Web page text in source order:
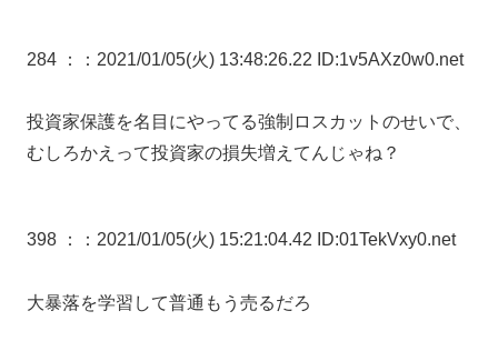
284 ： ：2021/01/05(火) 13:48:26.22 ID:1v5AXz0w0.net
投資家保護を名目にやってる強制ロスカットのせいで、
むしろかえって投資家の損失増えてんじゃね？
398 ： ：2021/01/05(火) 15:21:04.42 ID:01TekVxy0.net
大暴落を学習して普通もう売るだろ